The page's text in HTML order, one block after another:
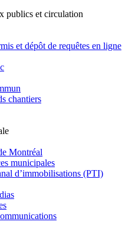
publics et circulation
et dépôt de requêtes en ligne
chantiers
Montréal
municipales
d’immobilisations (PTI)